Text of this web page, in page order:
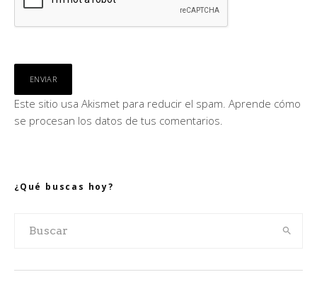
Este sitio usa Akismet para reducir el spam. Aprende cómo
se procesan los datos de tus comentarios.
¿Qué buscas hoy?